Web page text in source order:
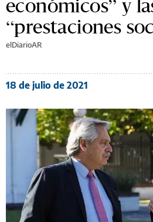
económicos” y
“prestaciones
elDiarioAR
18 de julio de 2021